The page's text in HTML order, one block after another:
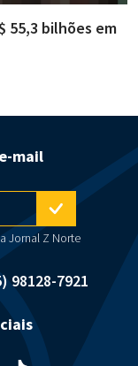
55,3 bilhões em
98128-7921
mail
Jornal Z Norte